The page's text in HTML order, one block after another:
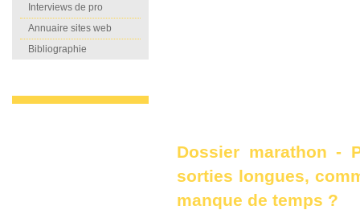
Interviews de pro
Annuaire sites web
Bibliographie
Dossier marathon -
sorties longues,
manque de temps ?